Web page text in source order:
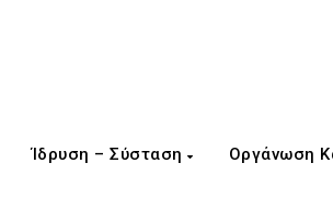
Ίδρυση – Σύσταση Οργάνωση